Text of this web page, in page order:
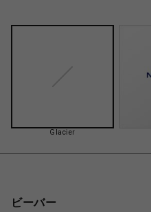
Glacier
ビーバー